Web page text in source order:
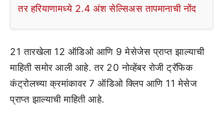
तर हरियाणामध्ये 2.4 अंश सेल्सिअस तापमानाची नोंद
21 तारखेला 12 ऑडिओ आणि 9 मेसेजेस प्राप्त झाल्याची
माहिती समोर आली आहे. तर 20 नोव्हेंबर रोजी ट्रॅफिक
कंट्रोलच्या क्रमांकावर 7 ऑडिओ क्लिप आणि 11 मेसेज
प्राप्त झाल्याची माहिती आहे.